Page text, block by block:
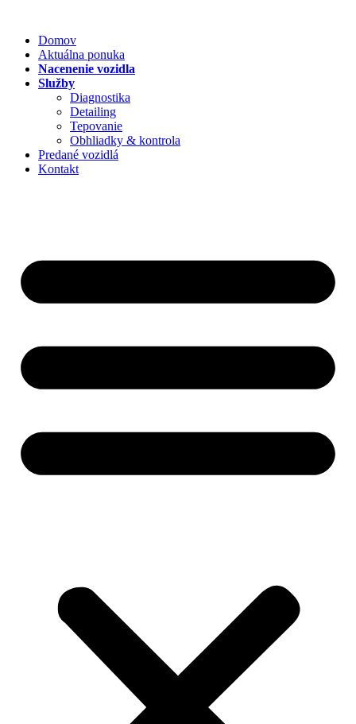
obsah
Domov
Aktuálna ponuka
Nacenenie vozidla
Služby
Diagnostika
Detailing
Tepovanie
Obhliadky & kontrola
Predané vozidlá
Kontakt